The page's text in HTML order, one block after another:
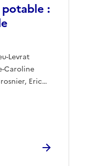
:
Levrat
Caroline
Eric…